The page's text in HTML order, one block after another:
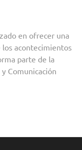
en ofrecer una
acontecimientos
parte de la
Comunicación